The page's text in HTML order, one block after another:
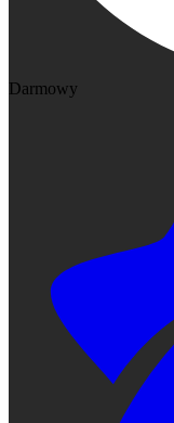
Darmowy